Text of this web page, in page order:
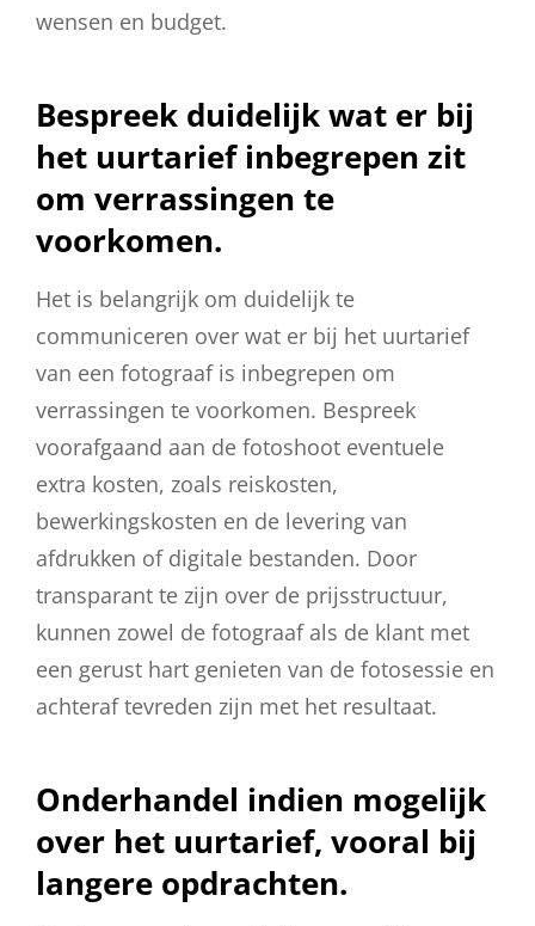
wensen en budget.
Bespreek duidelijk wat er bij
het uurtarief inbegrepen zit
om verrassingen te
voorkomen.
Het is belangrijk om duidelijk te
communiceren over wat er bij het uurtarief
van een fotograaf is inbegrepen om
verrassingen te voorkomen. Bespreek
voorafgaand aan de fotoshoot eventuele
extra kosten, zoals reiskosten,
bewerkingskosten en de levering van
afdrukken of digitale bestanden. Door
transparant te zijn over de prijsstructuur,
kunnen zowel de fotograaf als de klant met
een gerust hart genieten van de fotosessie en
achteraf tevreden zijn met het resultaat.
Onderhandel indien mogelijk
over het uurtarief, vooral bij
langere opdrachten.